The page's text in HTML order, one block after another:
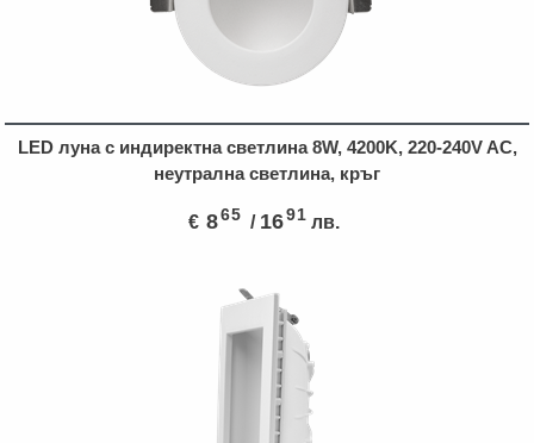
LED луна с индиректна светлина 8W, 4200K, 220-240V AC,
неутрална светлина, кръг
€ 865 / 1691 лв.